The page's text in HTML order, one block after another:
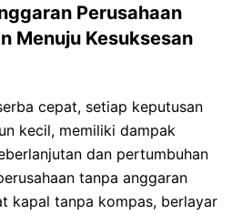
Perusahaan
Menuju Kesuksesan
cepat, setiap keputusan
kecil, memiliki dampak
dan pertumbuhan
tanpa anggaran
kapal tanpa kompas, berlayar